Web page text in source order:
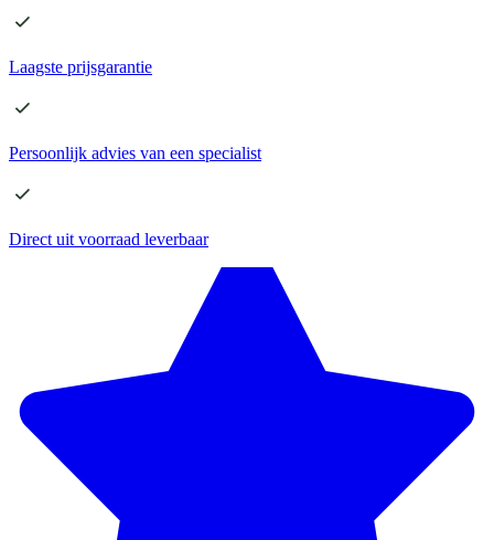
Laagste prijsgarantie
Persoonlijk advies van een specialist
Direct uit voorraad leverbaar